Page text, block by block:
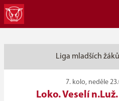
Liga mladších žáků
7. kolo, neděle
Loko. Veselí n.Luž.